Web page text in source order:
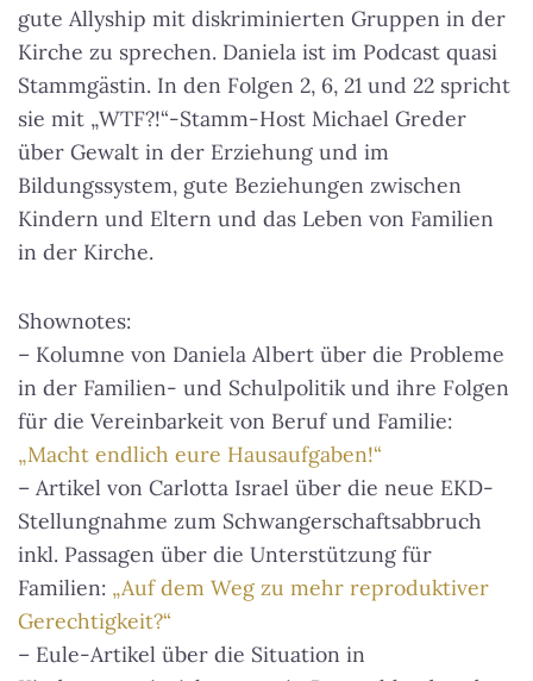
gute Allyship mit diskriminierten Gruppen in der
Kirche zu sprechen. Daniela ist im Podcast quasi
Stammgästin. In den Folgen 2, 6, 21 und 22 spricht
sie mit „WTF?!“-Stamm-Host Michael Greder
über Gewalt in der Erziehung und im
Bildungssystem, gute Beziehungen zwischen
Kindern und Eltern und das Leben von Familien
in der Kirche.
Shownotes:
– Kolumne von Daniela Albert über die Probleme
in der Familien- und Schulpolitik und ihre Folgen
für die Vereinbarkeit von Beruf und Familie:
„Macht endlich eure Hausaufgaben!“
– Artikel von Carlotta Israel über die neue EKD-
Stellungnahme zum Schwangerschaftsabbruch
inkl. Passagen über die Unterstützung für
Familien: „Auf dem Weg zu mehr reproduktiver
Gerechtigkeit?“
– Eule-Artikel über die Situation in